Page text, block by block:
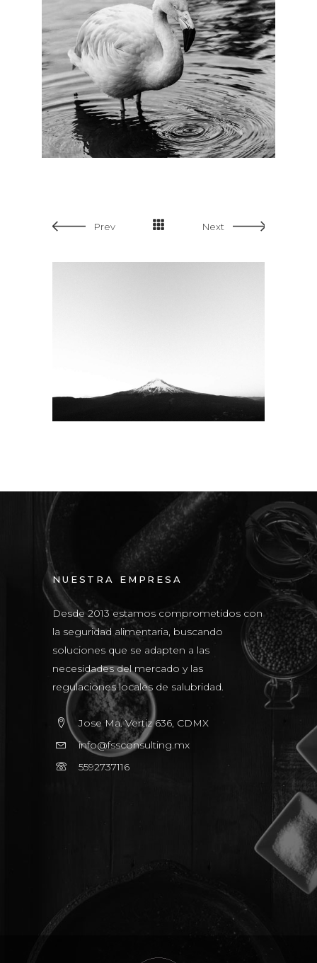
Prev Next
NUESTRA EMPRESA
Desde 2013 estamos comprometidos con
la seguridad alimentaria, buscando
soluciones que se adapten a las
necesidades del mercado y las
regulaciones locales de salubridad.
Jose Ma. Vertiz 636, CDMX
info@fssconsulting.mx
5592737116